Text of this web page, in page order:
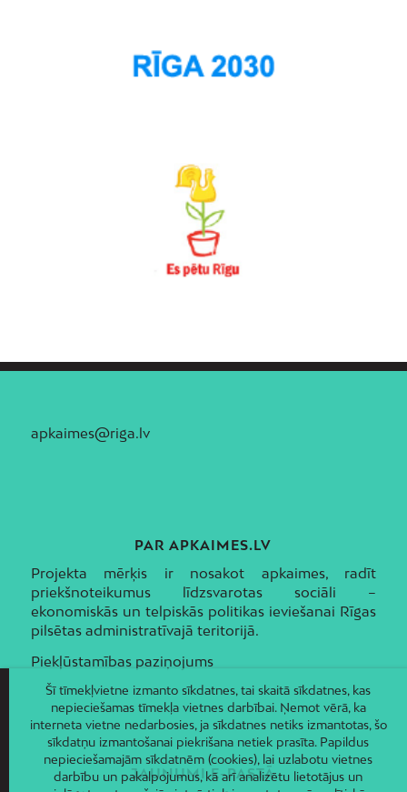
apkaimes@riga.lv
PAR APKAIMES.LV
Projekta mērķis ir nosakot apkaimes, radīt
priekšnoteikumus līdzsvarotas sociāli –
ekonomiskās un telpiskās politikas ieviešanai Rīgas
pilsētas administratīvajā teritorijā.
Piekļūstamības paziņojums
JAUNUMI E-PASTĀ
Šī tīmekļvietne izmanto sīkdatnes, tai skaitā sīkdatnes, kas
nepieciešamas tīmekļa vietnes darbībai. Ņemot vērā, ka
interneta vietne nedarbosies, ja sīkdatnes netiks izmantotas, šo
sīkdatņu izmantošanai piekrišana netiek prasīta. Papildus
nepieciešamajām sīkdatnēm (cookies), lai uzlabotu vietnes
darbību un pakalpojumus, kā arī analizētu lietotājus un